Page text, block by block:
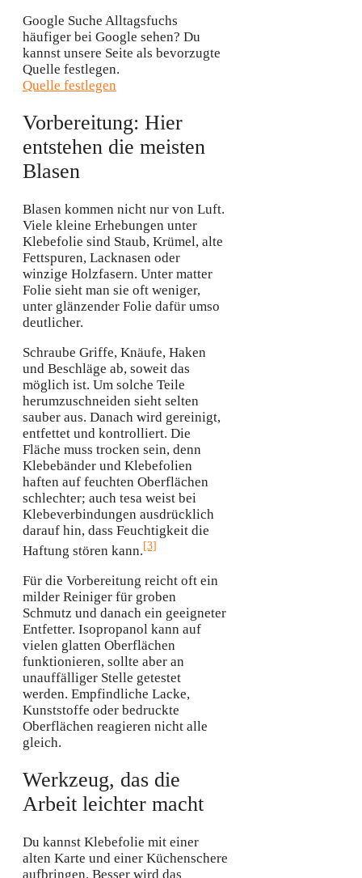
Google Suche Alltagsfuchs
häufiger bei Google sehen? Du
kannst unsere Seite als bevorzugte
Quelle festlegen.
Quelle festlegen
Vorbereitung: Hier
entstehen die meisten
Blasen
Blasen kommen nicht nur von Luft.
Viele kleine Erhebungen unter
Klebefolie sind Staub, Krümel, alte
Fettspuren, Lacknasen oder
winzige Holzfasern. Unter matter
Folie sieht man sie oft weniger,
unter glänzender Folie dafür umso
deutlicher.
Schraube Griffe, Knäufe, Haken
und Beschläge ab, soweit das
möglich ist. Um solche Teile
herumzuschneiden sieht selten
sauber aus. Danach wird gereinigt,
entfettet und kontrolliert. Die
Fläche muss trocken sein, denn
Klebebänder und Klebefolien
haften auf feuchten Oberflächen
schlechter; auch tesa weist bei
Klebeverbindungen ausdrücklich
darauf hin, dass Feuchtigkeit die
Haftung stören kann.[3]
Für die Vorbereitung reicht oft ein
milder Reiniger für groben
Schmutz und danach ein geeigneter
Entfetter. Isopropanol kann auf
vielen glatten Oberflächen
funktionieren, sollte aber an
unauffälliger Stelle getestet
werden. Empfindliche Lacke,
Kunststoffe oder bedruckte
Oberflächen reagieren nicht alle
gleich.
Werkzeug, das die
Arbeit leichter macht
Du kannst Klebefolie mit einer
alten Karte und einer Küchenschere
aufbringen. Besser wird das